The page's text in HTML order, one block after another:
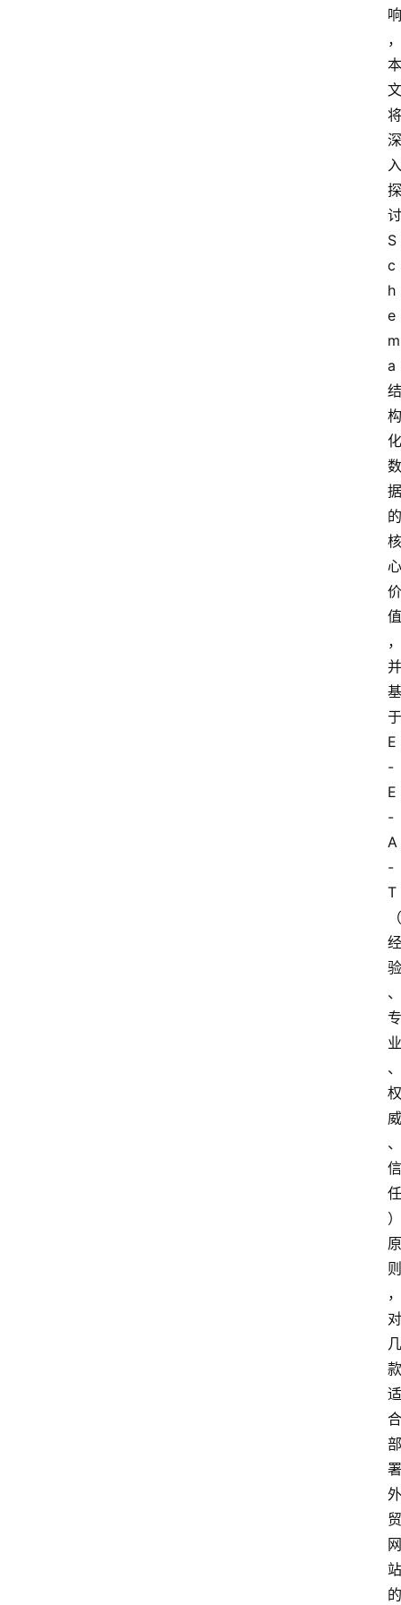
响
，
本
文
将
深
入
探
讨
S
c
h
e
m
a
结
构
化
数
据
的
核
心
价
值
，
并
基
于
E
-
E
-
A
-
T
（
经
验
、
专
业
、
权
威
、
信
任
）
原
则
，
对
几
款
适
合
部
署
外
贸
网
站
的